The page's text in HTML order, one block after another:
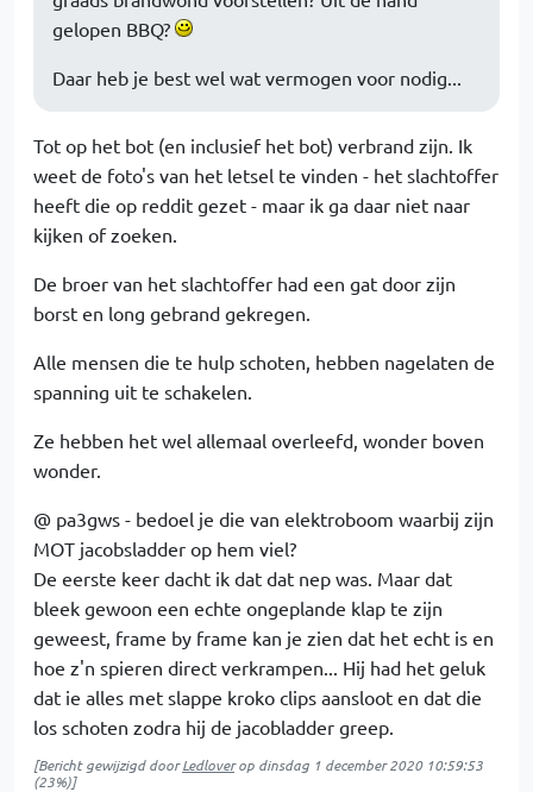
gelopen BBQ?
Daar heb je best wel wat vermogen voor nodig...
Tot op het bot (en inclusief het bot) verbrand zijn. Ik
weet de foto's van het letsel te vinden - het slachtoffer
heeft die op reddit gezet - maar ik ga daar niet naar
kijken of zoeken.
De broer van het slachtoffer had een gat door zijn
borst en long gebrand gekregen.
Alle mensen die te hulp schoten, hebben nagelaten de
spanning uit te schakelen.
Ze hebben het wel allemaal overleefd, wonder boven
wonder.
@ pa3gws - bedoel je die van elektroboom waarbij zijn
MOT jacobsladder op hem viel?
De eerste keer dacht ik dat dat nep was. Maar dat
bleek gewoon een echte ongeplande klap te zijn
geweest, frame by frame kan je zien dat het echt is en
hoe z'n spieren direct verkrampen... Hij had het geluk
dat ie alles met slappe kroko clips aansloot en dat die
los schoten zodra hij de jacobladder greep.
[Bericht gewijzigd doorLedloverop dinsdag 1 december 2020 10:59:53
(23%)]